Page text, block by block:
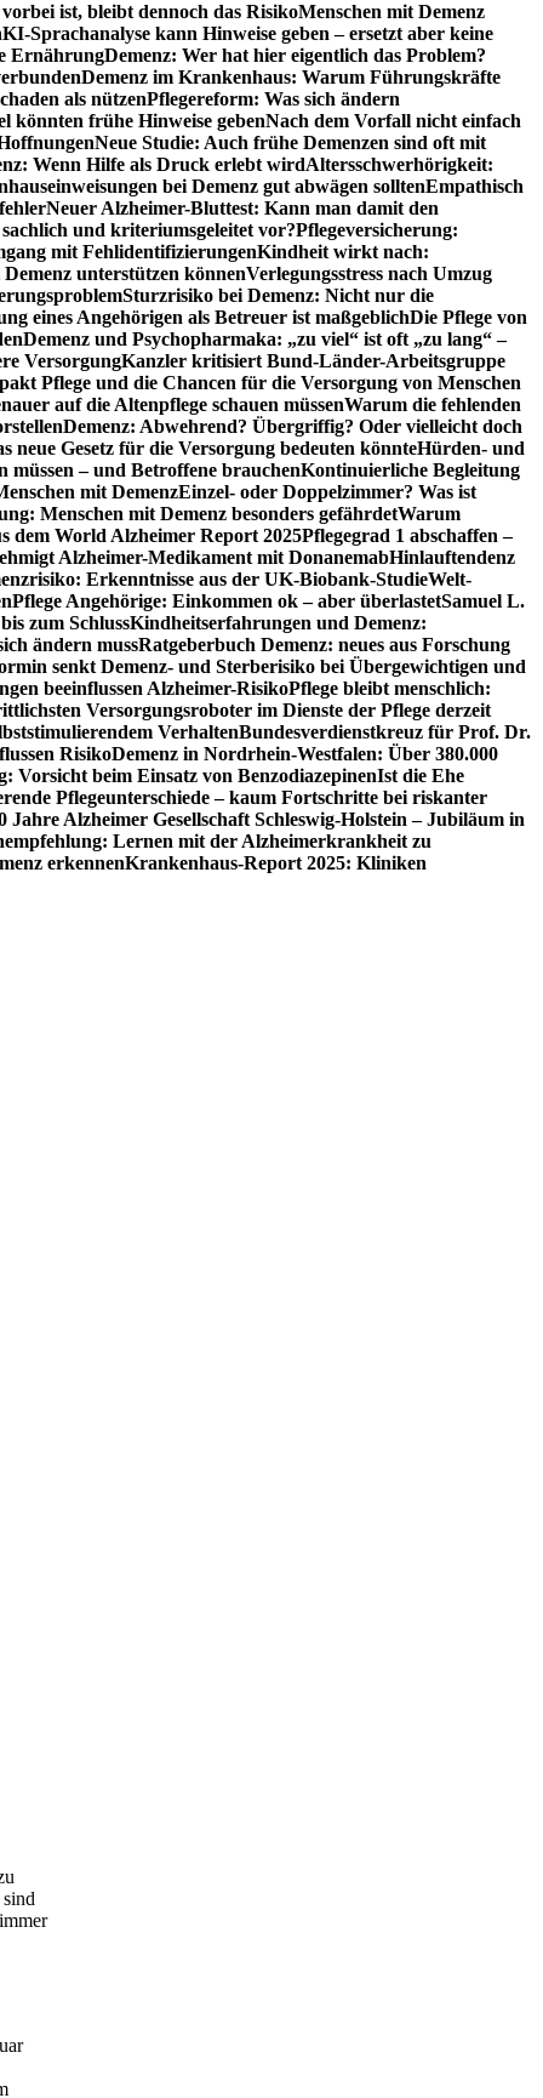
ist, bleibt dennoch das RisikoMenschen mit Demenz
KI-Sprachanalyse kann Hinweise geben – ersetzt aber keine
ErnährungDemenz: Wer hat hier eigentlich das Problem?
Demenz im Krankenhaus: Warum Führungskräfte
als nützenPflegereform: Was sich ändern
könnten frühe Hinweise gebenNach dem Vorfall nicht einfach
Neue Studie: Auch frühe Demenzen sind oft mit
Wenn Hilfe als Druck erlebt wirdAltersschwerhörigkeit:
bei Demenz gut abwägen solltenEmpathisch
Neuer Alzheimer-Bluttest: Kann man damit den
und kriteriumsgeleitet vor?Pflegeversicherung:
mit FehlidentifizierungenKindheit wirkt nach:
unterstützen könnenVerlegungsstress nach Umzug
Sturzrisiko bei Demenz: Nicht nur die
eines Angehörigen als Betreuer ist maßgeblichDie Pflege von
Demenz und Psychopharmaka: „zu viel“ ist oft „zu lang“ –
VersorgungKanzler kritisiert Bund-Länder-Arbeitsgruppe
Pflege und die Chancen für die Versorgung von Menschen
auf die Altenpflege schauen müssenWarum die fehlenden
Demenz: Abwehrend? Übergriffig? Oder vielleicht doch
neue Gesetz für die Versorgung bedeuten könnteHürden- und
– und Betroffene brauchenKontinuierliche Begleitung
mit DemenzEinzel- oder Doppelzimmer? Was ist
Menschen mit Demenz besonders gefährdetWarum
dem World Alzheimer Report 2025Pflegegrad 1 abschaffen –
Alzheimer-Medikament mit DonanemabHinlauftendenz
Erkenntnisse aus der UK-Biobank-StudieWelt-
Pflege Angehörige: Einkommen ok – aber überlastetSamuel L.
zum SchlussKindheitserfahrungen und Demenz:
ändern mussRatgeberbuch Demenz: neues aus Forschung
senkt Demenz- und Sterberisiko bei Übergewichtigen und
beeinflussen Alzheimer-RisikoPflege bleibt menschlich:
Versorgungsroboter im Dienste der Pflege derzeit
VerhaltenBundesverdienstkreuz für Prof. Dr.
RisikoDemenz in Nordrhein-Westfalen: Über 380.000
Vorsicht beim Einsatz von BenzodiazepinenIst die Ehe
Pflegeunterschiede – kaum Fortschritte bei riskanter
Jahre Alzheimer Gesellschaft Schleswig-Holstein – Jubiläum in
Lernen mit der Alzheimerkrankheit zu
erkennenKrankenhaus-Report 2025: Kliniken